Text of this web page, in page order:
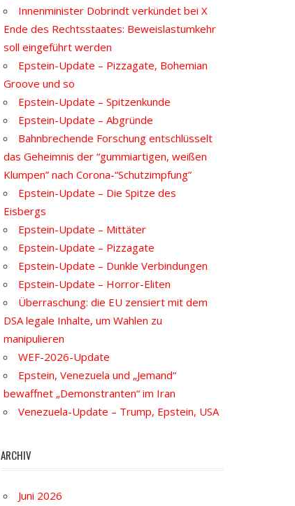
Innenminister Dobrindt verkündet bei X
Ende des Rechtsstaates: Beweislastumkehr
soll eingeführt werden
Epstein-Update – Pizzagate, Bohemian
Groove und so
Epstein-Update – Spitzenkunde
Epstein-Update – Abgründe
Bahnbrechende Forschung entschlüsselt
das Geheimnis der “gummiartigen, weißen
Klumpen” nach Corona-“Schutzimpfung”
Epstein-Update – Die Spitze des
Eisbergs
Epstein-Update – Mittäter
Epstein-Update – Pizzagate
Epstein-Update – Dunkle Verbindungen
Epstein-Update – Horror-Eliten
Überraschung: die EU zensiert mit dem
DSA legale Inhalte, um Wahlen zu
manipulieren
WEF-2026-Update
Epstein, Venezuela und „Jemand“
bewaffnet „Demonstranten“ im Iran
Venezuela-Update – Trump, Epstein, USA
ARCHIV
Juni 2026